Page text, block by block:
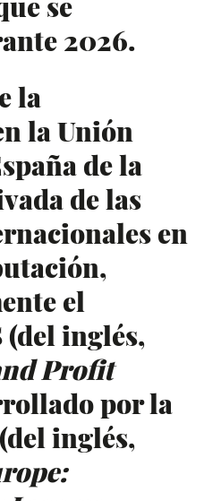
2026.
la
la Unión
de la
de las
en
el
(del inglés,
Profit
por la
inglés,